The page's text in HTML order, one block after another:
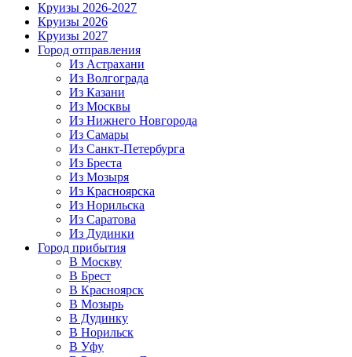
Круизы 2026-2027
Круизы 2026
Круизы 2027
Город отправления
Из Астрахани
Из Волгограда
Из Казани
Из Москвы
Из Нижнего Новгорода
Из Самары
Из Санкт-Петербурга
Из Бреста
Из Мозыря
Из Красноярска
Из Норильска
Из Саратова
Из Дудинки
Город прибытия
В Москву
В Брест
В Красноярск
В Мозырь
В Дудинку
В Норильск
В Уфу